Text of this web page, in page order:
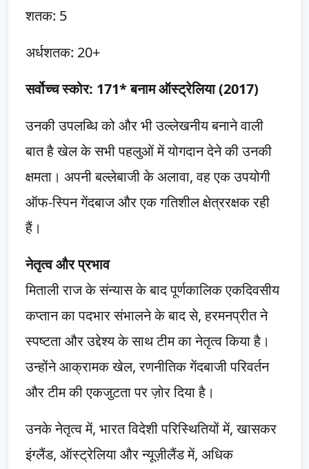
शतक: 5
अर्धशतक: 20+
सर्वोच्च स्कोर: 171* बनाम ऑस्ट्रेलिया (2017)
उनकी उपलब्धि को और भी उल्लेखनीय बनाने वाली
बात है खेल के सभी पहलुओं में योगदान देने की उनकी
क्षमता। अपनी बल्लेबाजी के अलावा, वह एक उपयोगी
ऑफ-स्पिन गेंदबाज और एक गतिशील क्षेत्ररक्षक रही
हैं।
नेतृत्व और प्रभाव
मिताली राज के संन्यास के बाद पूर्णकालिक एकदिवसीय
कप्तान का पदभार संभालने के बाद से, हरमनप्रीत ने
स्पष्टता और उद्देश्य के साथ टीम का नेतृत्व किया है।
उन्होंने आक्रामक खेल, रणनीतिक गेंदबाजी परिवर्तन
और टीम की एकजुटता पर ज़ोर दिया है।
उनके नेतृत्व में, भारत विदेशी परिस्थितियों में, खासकर
इंग्लैंड, ऑस्ट्रेलिया और न्यूज़ीलैंड में, अधिक